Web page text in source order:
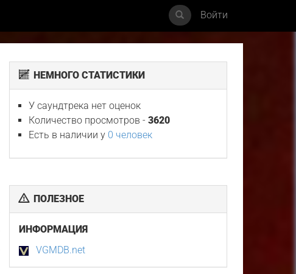
Войти
НЕМНОГО СТАТИСТИКИ
У саундтрека нет оценок
Количество просмотров -3620
Есть в наличии у 0 человек
ПОЛЕЗНОЕ
ИНФОРМАЦИЯ
VGMDB.net